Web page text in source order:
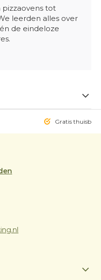
pizzaovens tot
leerden alles over
de eindeloze
Gratis